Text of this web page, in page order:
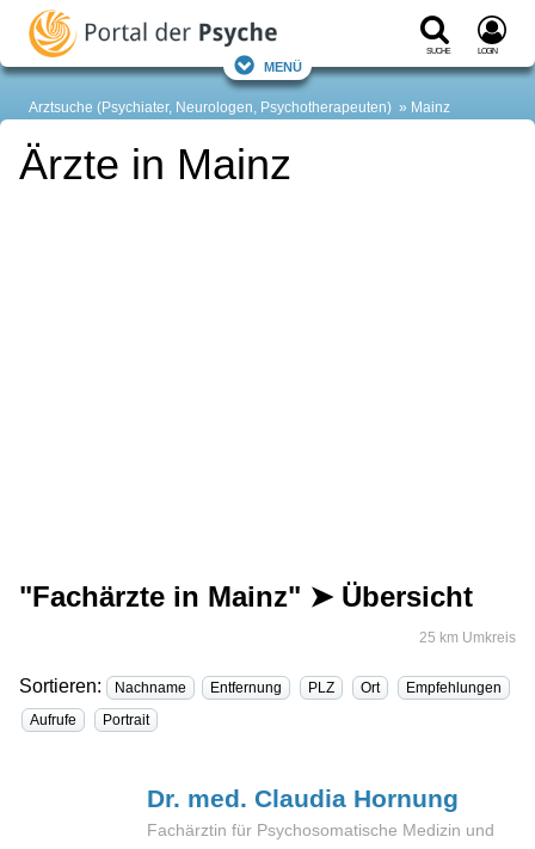
Suche Login
Menü
Arztsuche (Psychiater, Neurologen, Psychotherapeuten) Mainz
Ärzte in Mainz
"Fachärzte in Mainz" ➤ Übersicht
25 km Umkreis
Sortieren: Nachname Entfernung PLZ Ort
Empfehlungen
Aufrufe
Portrait
Dr. med. Claudia Hornung
Fachärztin für Psychosomatische Medizin und